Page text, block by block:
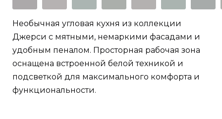
Необычная угловая кухня из коллекции
Джерси с мятными, немаркими фасадами и
удобным пеналом. Просторная рабочая зона
оснащена встроенной белой техникой и
подсветкой для максимального комфорта и
функциональности.